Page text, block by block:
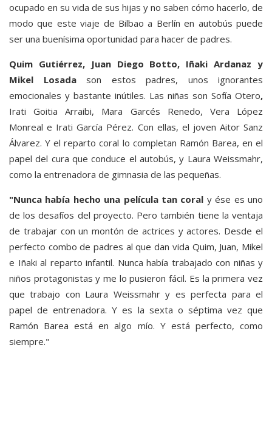
ocupado en su vida de sus hijas y no saben cómo hacerlo, de
modo que este viaje de Bilbao a Berlín en autobús puede
ser una buenísima oportunidad para hacer de padres.
Quim Gutiérrez, Juan Diego Botto, Iñaki Ardanaz y
Mikel Losadason estos padres, unos ignorantes
emocionales y bastante inútiles. Las niñas son Sofía Otero,
Irati Goitia Arraibi, Mara Garcés Renedo, Vera López
Monreal e Irati García Pérez. Con ellas, el joven Aitor Sanz
Álvarez. Y el reparto coral lo completan Ramón Barea, en el
papel del cura que conduce el autobús, y Laura Weissmahr,
como la entrenadora de gimnasia de las pequeñas.
"Nunca había hecho una película tan coral y ése es uno
de los desafíos del proyecto. Pero también tiene la ventaja
de trabajar con un montón de actrices y actores. Desde el
perfecto combo de padres al que dan vida Quim, Juan, Mikel
e Iñaki al reparto infantil. Nunca había trabajado con niñas y
niños protagonistas y me lo pusieron fácil. Es la primera vez
que trabajo con Laura Weissmahr y es perfecta para el
papel de entrenadora. Y es la sexta o séptima vez que
Ramón Barea está en algo mío. Y está perfecto, como
siempre."